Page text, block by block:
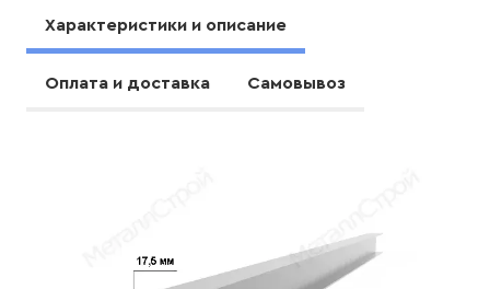
Характеристики и описание
Оплата и доставка Самовывоз